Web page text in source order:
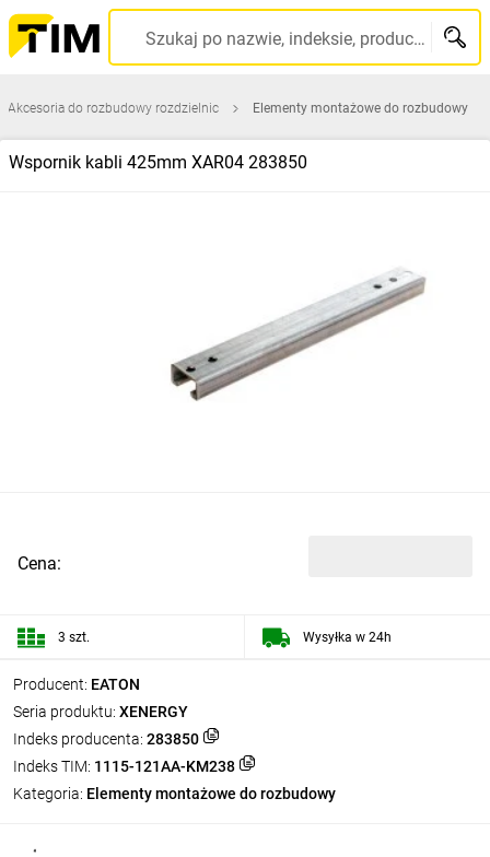
Szukaj po nazwie, indeksie, producencie, kodzie kreskowym...
Akcesoria do rozbudowy rozdzielnic Elementy montażowe do rozbudowy
Wspornik kabli 425mm XAR04 283850
Producent: EATON
Seria produktu: XENERGY
Indeks producenta: 283850
Indeks TIM: 1115-121AA-KM238
Kategoria: Elementy montażowe do rozbudowy
Cena:
3 szt. Wysyłka w 24h